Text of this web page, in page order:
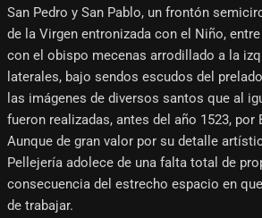
San Pedro y San Pablo, un frontón
de la Virgen entronizada con el Niño,
con el obispo mecenas arrodillado a la
laterales, bajo sendos escudos del
las imágenes de diversos santos que al
fueron realizadas, antes del año 1523, por
Aunque de gran valor por su detalle
Pellejería adolece de una falta total de
consecuencia del estrecho espacio en
de trabajar.